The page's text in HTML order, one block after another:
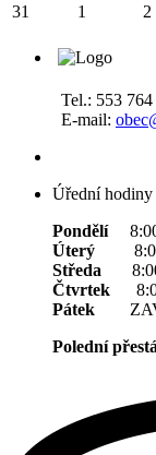
31 1 2
Tel.: 553
E-mail:
Úřední hodiny
Pondělí
Úterý
Středa
Čtvrtek
Pátek
Polední